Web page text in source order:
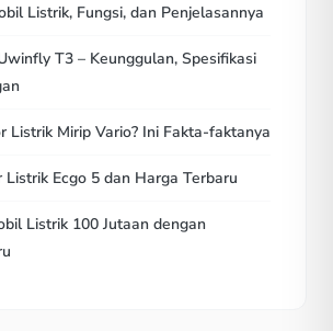
Listrik, Fungsi, dan Penjelasannya
T3 – Keunggulan, Spesifikasi
Listrik Mirip Vario? Ini Fakta-faktanya
Listrik Ecgo 5 dan Harga Terbaru
Listrik 100 Jutaan dengan